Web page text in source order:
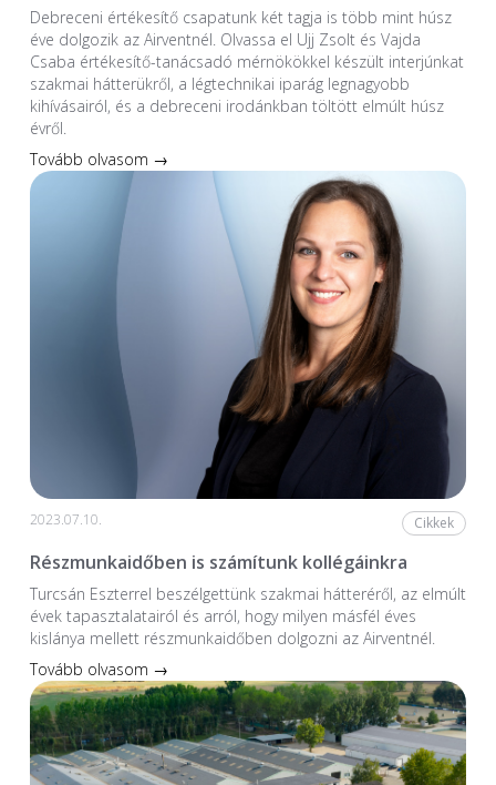
Debreceni értékesítő csapatunk két tagja is több mint húsz
éve dolgozik az Airventnél. Olvassa el Ujj Zsolt és Vajda
Csaba értékesítő-tanácsadó mérnökökkel készült interjúnkat
szakmai hátterükről, a légtechnikai iparág legnagyobb
kihívásairól, és a debreceni irodánkban töltött elmúlt húsz
évről.
Tovább olvasom →
2023.07.10. Cikkek
Részmunkaidőben is számítunk kollégáinkra
Turcsán Eszterrel beszélgettünk szakmai hátteréről, az elmúlt
évek tapasztalatairól és arról, hogy milyen másfél éves
kislánya mellett részmunkaidőben dolgozni az Airventnél.
Tovább olvasom →